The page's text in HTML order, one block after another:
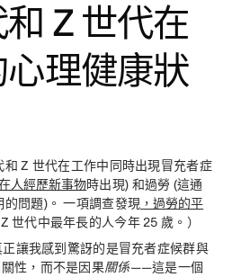
Z 世代在
理健康狀
Z 世代在工作中同時出現冒充者症
人經歷新事物時出現) 和過勞 (這通
問題)。 一項調查發現 ，過勞的平
世代中最年長的人今年 25 歲。）
正讓我感到驚訝的是冒充者症候群與
性，而不是因果關係——這是一個